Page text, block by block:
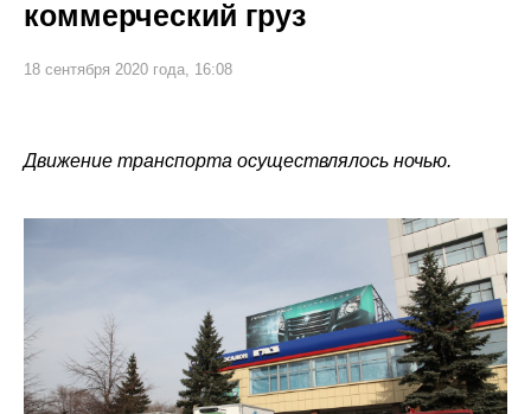
коммерческий груз
18 сентября 2020 года, 16:08
Движение транспорта осуществлялось ночью.